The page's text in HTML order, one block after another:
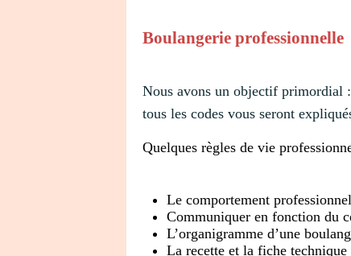
Boulangerie professionnelle
Nous avons un objectif primordial
tous les codes vous seront
Quelques règles de vie
Le comportement
Communiquer en fonction du
L’organigramme d’une
La recette et la fiche